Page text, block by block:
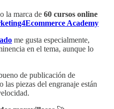
la marca de 60 cursos online
Academy
me gusta especialmente,
en el tema, aunque lo
de publicación de
las piezas del engranaje están